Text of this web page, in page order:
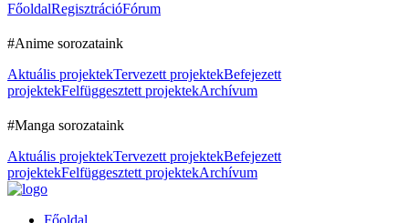
FőoldalRegisztrációFórum
#Anime sorozataink
Aktuális projektekTervezett projektekBefejezett
projektekFelfüggesztett projektekArchívum
#Manga sorozataink
Aktuális projektekTervezett projektekBefejezett
projektekFelfüggesztett projektekArchívum
Főoldal